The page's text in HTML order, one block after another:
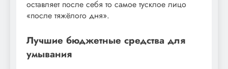
оставляет после себя то самое тусклое лицо
«после тяжёлого дня».
Лучшие бюджетные средства для
умывания